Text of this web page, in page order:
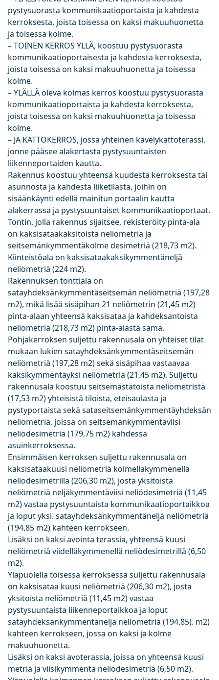
pystysuorasta kommunikaatioportaista ja kahdesta
kerroksesta, joista toisessa on kaksi makuuhuonetta
ja toisessa kolme.
– TOINEN KERROS YLLÄ, koostuu pystysuorasta
kommunikaatioportaisesta ja kahdesta kerroksesta,
joista toisessa on kaksi makuuhuonetta ja toisessa
kolme.
– YLÄLLÄ oleva kolmas kerros koostuu pystysuorasta
kommunikaatioportaista ja kahdesta kerroksesta,
joista toisessa on kaksi makuuhuonetta ja toisessa
kolme.
– JA KATTOKERROS, jossa yhteinen kävelykattoterassi,
jonne pääsee alakertasta pystysuuntaisten
liikenneportaiden kautta.
Rakennus koostuu yhteensä kuudesta kerroksesta tai
asunnosta ja kahdesta liiketilasta, joihin on
sisäänkäynti edellä mainitun portaalin kautta
alakerrassa ja pystysuuntaiset kommunikaatioportaat.
Tontin, jolla rakennus sijaitsee, rekisteröity pinta-ala
on kaksisataakaksitoista neliömetriä ja
seitsemänkymmentäkolme desimetriä (218,73 m2).
Kiinteistöala on kaksisataakaksikymmentäneljä
neliömetriä (224 m2).
Rakennuksen tonttiala on
satayhdeksänkymmentäseitsemän neliömetriä (197,28
m2), mikä lisää sisäpihan 21 neliömetrin (21,45 m2)
pinta-alaan yhteensä kaksisataa ja kahdeksantoista
neliömetriä (218,73 m2) pinta-alasta sama.
Pohjakerroksen suljettu rakennusala on yhteiset tilat
mukaan lukien satayhdeksänkymmentäseitsemän
neliömetriä (197,28 m2) sekä sisäpihaa vastaavaa
kaksikymmentäyksi neliömetriä (21,45 m2). Suljettu
rakennusala koostuu seitsemästätoista neliömetristä
(17,53 m2) yhteisistä tiloista, eteisaulasta ja
pystyportaista sekä sataseitsemänkymmentäyhdeksän
neliömetriä, joissa on seitsemänkymmentäviisi
neliödesimetriä (179,75 m2) kahdessa
asuinkerroksessa.
Ensimmäisen kerroksen suljettu rakennusala on
kaksisataakuusi neliömetriä kolmellakymmenellä
neliödesimetrillä (206,30 m2), josta yksitoista
neliömetriä neljäkymmentäviisi neliödesimetriä (11,45
m2) vastaa pystysuuntaista kommunikaatioportaikkoa
ja loput yksi. satayhdeksänkymmentäneljä neliömetriä
(194,85 m2) kahteen kerrokseen.
Lisäksi on kaksi avointa terassia, yhteensä kuusi
neliömetriä viidelläkymmenellä neliödesimetrillä (6,50
m2).
Yläpuolella toisessa kerroksessa suljettu rakennusala
on kaksisataa kuusi neliömetriä (206,30 m2), josta
yksitoista neliömetriä (11,45 m2) vastaa
pystysuuntaista liikenneportaikkoa ja loput
satayhdeksänkymmentäneljä neliömetriä (194,85). m2)
kahteen kerrokseen, jossa on kaksi ja kolme
makuuhuonetta.
Lisäksi on kaksi avoterassia, joissa on yhteensä kuusi
metriä ja viisikymmentä neliödesimetriä (6,50 m2).